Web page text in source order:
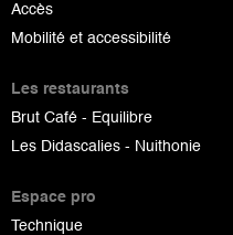
Accès
Mobilité et accessibilité
Les restaurants
Brut Café - Equilibre
Les Didascalies - Nuithonie
Espace pro
Technique